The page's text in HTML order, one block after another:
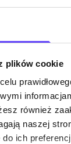
plików cookie
również
naszej
ich